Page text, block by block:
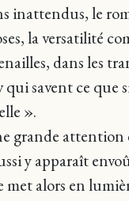
inattendus, le
la versatilité
dans les
savent ce que
».
grande attention
y apparaît
alors en